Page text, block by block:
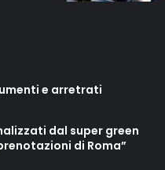
e arretrati
dal super green
di Roma”